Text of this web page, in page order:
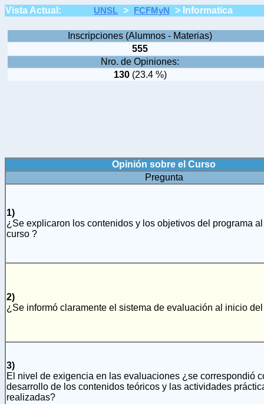
Vista Actual: UNSL > FCFMyN > Informatica
Inscripciones (Alumnos - Materias)
555
Nro. de Opiniones:
130(23.4 %)
Opinión sobre el Curso
Pregunta
1)
¿Se explicaron los contenidos y los objetivos del programa
curso ?
2)
¿Se informó claramente el sistema de evaluación al inicio
3)
El nivel de exigencia en las evaluaciones ¿se correspondió
desarrollo de los contenidos teóricos y las actividades
realizadas?